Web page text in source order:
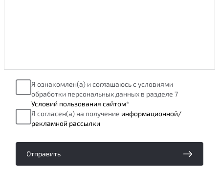
Я ознакомлен(а) и соглашаюсь с условиями
обработки персональных данных в разделе 7
Условий пользования сайтом*
Я согласен(а) на получение информационной/
рекламной рассылки
Отправить